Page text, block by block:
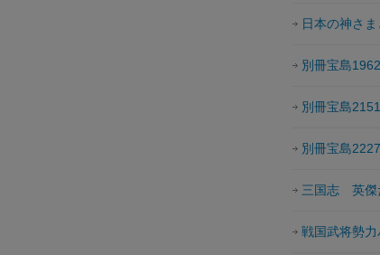
日本の神さ
別冊宝島
別冊宝島
別冊宝島
三国志 英傑
戦国武将勢